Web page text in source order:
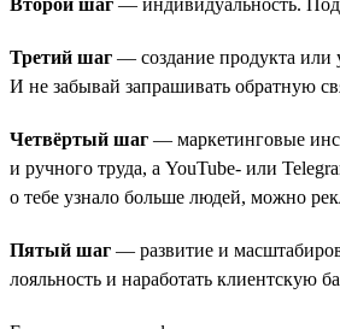
Третий шаг — создание продукта или
И не забывай запрашивать обратную
Четвёртый шаг — маркетинговые
и ручного труда, а YouTube- или
о тебе узнало больше людей, можно
Пятый шаг — развитие и
лояльность и наработать клиентскую